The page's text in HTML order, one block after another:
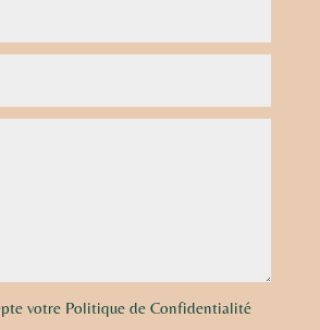
votre Politique de Confidentialité